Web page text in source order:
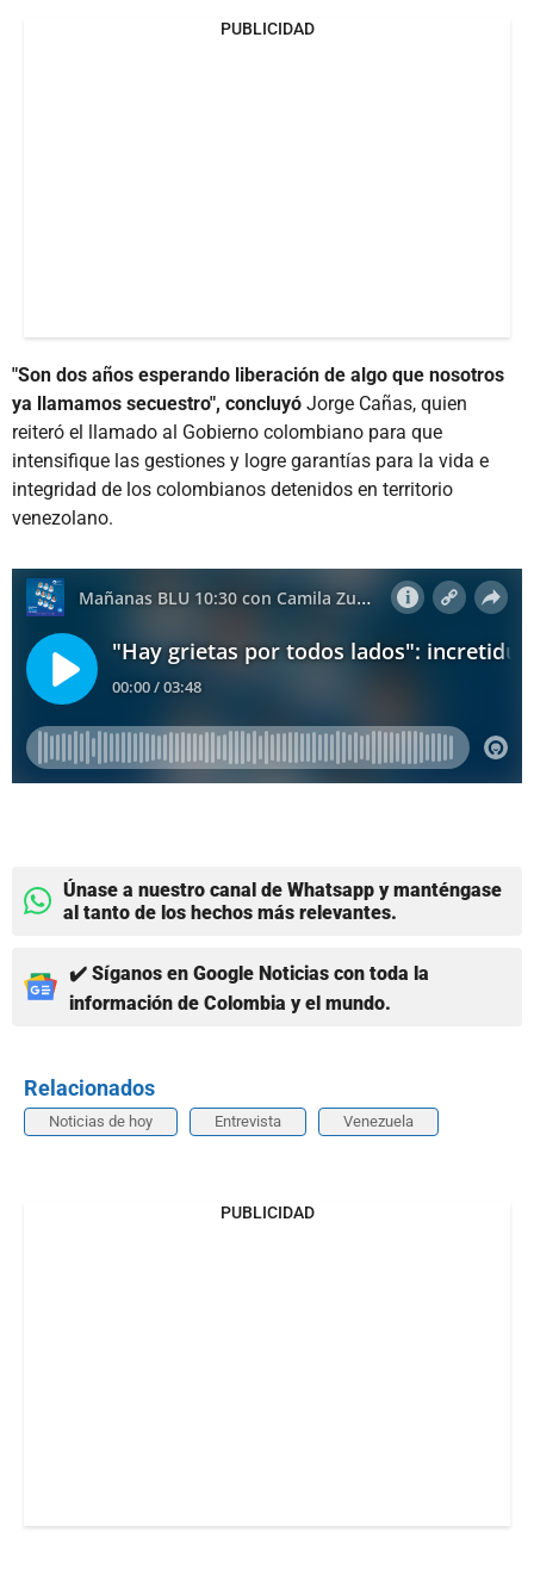
PUBLICIDAD
"Son dos años esperando liberación de algo que nosotros
ya llamamos secuestro", concluyó Jorge Cañas, quien
reiteró el llamado al Gobierno colombiano para que
intensifique las gestiones y logre garantías para la vida e
integridad de los colombianos detenidos en territorio
venezolano.
Únase a nuestro canal de Whatsapp y manténgase
al tanto de los hechos más relevantes.
✔️ Síganos en Google Noticias con toda la
información de Colombia y el mundo.
Relacionados
Noticias de hoy Entrevista Venezuela
PUBLICIDAD